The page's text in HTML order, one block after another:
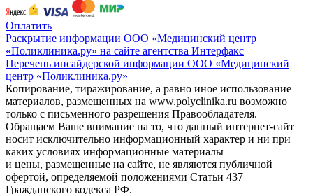
Оплатить
Раскрытие информации ООО «Медицинский центр
«Поликлиника.ру» на сайте агентства Интерфакс
Перечень инсайдерской информации ООО «Медицинский
центр «Поликлиника.ру»
Копирование, тиражирование, а равно иное использование
материалов, размещенных на www.polyclinika.ru возможно
только с письменного разрешения Правообладателя.
Обращаем Ваше внимание на то, что данный интернет-сайт
носит исключительно информационный характер и ни при
каких условиях информационные материалы
и цены, размещенные на сайте, не являются публичной
офертой, определяемой положениями Статьи 437
Гражданского кодекса РФ.